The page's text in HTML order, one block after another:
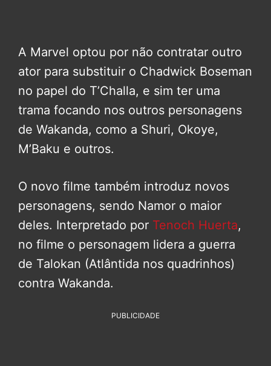
A Marvel optou por não contratar outro
ator para substituir o Chadwick Boseman
no papel do T’Challa, e sim ter uma
trama focando nos outros personagens
de Wakanda, como a Shuri, Okoye,
M’Baku e outros.
O novo filme também introduz novos
personagens, sendo Namor o maior
deles. Interpretado por Tenoch Huerta,
no filme o personagem lidera a guerra
de Talokan (Atlântida nos quadrinhos)
contra Wakanda.
PUBLICIDADE